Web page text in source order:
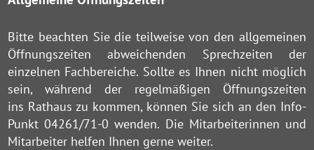
Bitte beachten Sie die teilweise von den allgemeinen
Öffnungszeiten abweichenden Sprechzeiten der
einzelnen Fachbereiche. Sollte es Ihnen nicht möglich
sein, während der regelmäßigen Öffnungszeiten
ins Rathaus zu kommen, können Sie sich an den Info-
Punkt 04261/71-0 wenden. Die Mitarbeiterinnen und
Mitarbeiter helfen Ihnen gerne weiter.